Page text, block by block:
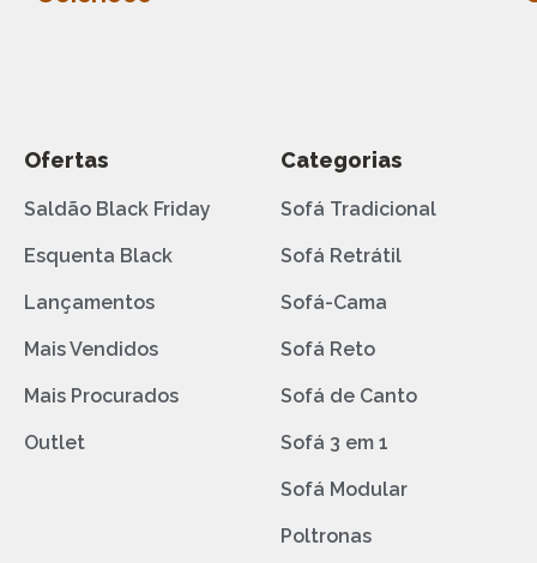
Ofertas
Saldão Black Friday
Esquenta Black
Lançamentos
Mais Vendidos
Mais Procurados
Outlet
Categorias
Sofá Tradicional
Sofá Retrátil
Sofá-Cama
Sofá Reto
Sofá de Canto
Sofá 3 em 1
Sofá Modular
Poltronas